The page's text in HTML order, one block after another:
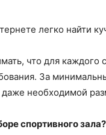
легко найти
что для каждого
За
даже необходимой
спортивного зала?